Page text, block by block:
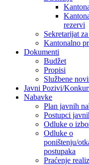
rezervi
Sekretarijat
Kantonalno
Dokumenti
Budžet
Propisi
Službene
Javni Pozivi/
Nabavke
Plan javnih
Postupci
Odluke o
Odluke o
poništenju/
postupaka
Praćenje